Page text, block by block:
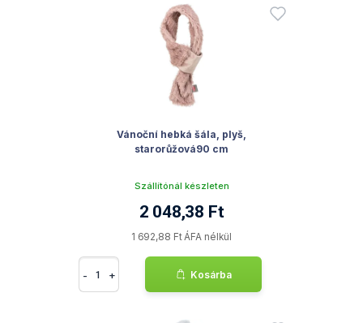
Vánoční hebká šála, plyš,
starorůžová90 cm
Szállítónál készleten
2 048,38 Ft
1 692,88 Ft ÁFA nélkül
- + Kosárba